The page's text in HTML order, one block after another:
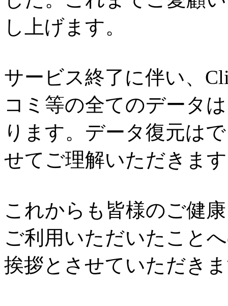
し上げます。
サービス終了に伴い、
コミ等の全てのデータ
ります。データ復元は
せてご理解いただきま
これからも皆様のご健
ご利用いただいたこと
挨拶とさせていただき